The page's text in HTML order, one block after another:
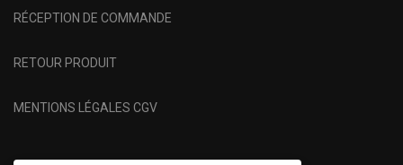
RÉCEPTION DE COMMANDE
RETOUR PRODUIT
MENTIONS LÉGALES CGV